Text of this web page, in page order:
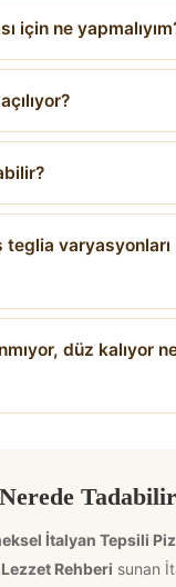
için ne
varyasyonları
düz kalıyor
İtalyan Tepsili
Lezzet Rehberi sunan